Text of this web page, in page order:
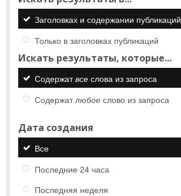
Заголовках и содержании публикаций
Только в заголовках публикаций
Искать результаты, которые...
Содержатвсе слова из запроса
Содержатлюбое слово из запроса
Дата создания
Все
Последние 24 часа
Последняя неделя